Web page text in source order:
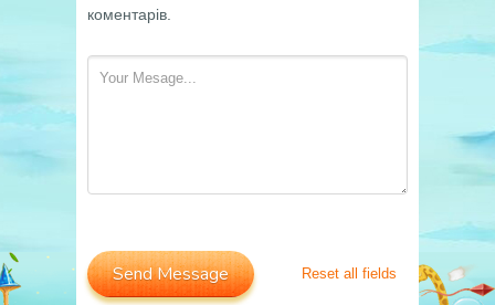
коментарів.
Reset all fields